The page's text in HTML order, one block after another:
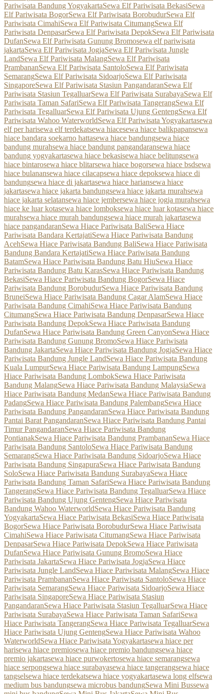
Pariwisata Bandung YogyakartaSewa Elf Pariwisata BekasiSewa
Elf Pariwisata BogorSewa Elf Pariwisata BorobudurSewa Elf
Pariwisata CimahiSewa Elf Pariwisata CitumangSewa Elf
Pariwisata DenpasarSewa Elf Pariwisata DepokSewa Elf Pariwisata
DufanSewa Elf Pariwisata Gunung Bromosewa elf pariwisata
jakartaSewa Elf Pariwisata JogjaSewa Elf Pariwisata Jungle
LandSewa Elf Pariwisata MalangSewa Elf Pariwisata
PrambananSewa Elf Pariwisata SantoloSewa Elf Pariwisata
SemarangSewa Elf Pariwisata SidoarjoSewa Elf Pariwisata
SingaporeSewa Elf Pariwisata Stasiun PangandaranSewa Elf
Pariwisata Stasiun TegalluarSewa Elf Pariwisata SurabayaSewa Elf
Pariwisata Taman SafariSewa Elf Pariwisata TangerangSewa Elf
Pariwisata TegalluarSewa Elf Pariwisata Ujung GentengSewa Elf
Pariwisata Wahoo WaterworldSewa Elf Pariwisata Yogyakartasewa
elf per harisewa elf terdekatsewa hiacesewa hiace balikpapansewa
hiace bandara soekarno hattasewa hiace bandungsewa hiace
bandung murahsewa hiace bandung pangandaransewa hiace
bandung yogyakartasewa hiace bekasisewa hiace belitungsewa
hiace bintarosewa hiace blitarsewa hiace bogorsewa hiace bsdsewa
hiace bulanansewa hiace cilacapsewa hiace depoksewa hiace di
bandungsewa hiace di jakartasewa hiace hariansewa hiace
jakartasewa hiace jakarta bandungsewa hiace jakarta murahsewa
hiace jakarta selatansewa hiace jembersewa hiace jogja murahsewa
hiace ke luar kotasewa hiace lomboksewa hiace luar kotasewa hiace
murahsewa hiace murah bandungsewa hiace murah jakartasewa
hiace pangandaranSewa Hiace Pariwisata BaliSewa Hiace
Pariwisata Bandara KertajatiSewa Hiace Pariwisata Bandung
AcehSewa Hiace Pariwisata Bandung BaliSewa Hiace Pariwisata
Bandung Bandara KertajatiSewa Hiace Pariwisata Bandung
BatamSewa Hiace Pariwisata Bandung Batu HiuSewa Hiace
Pariwisata Bandung Batu KarasSewa Hiace Pariwisata Bandung
BekasiSewa Hiace Pariwisata Bandung BogorSewa Hiace
Pariwisata Bandung BorobudurSewa Hiace Pariwisata Bandung
BruneiSewa Hiace Pariwisata Bandung Cagar AlamSewa Hiace
Pariwisata Bandung CimahiSewa Hiace Pariwisata Bandung
CitumangSewa Hiace Pariwisata Bandung DenpasarSewa Hiace
Pariwisata Bandung DepokSewa Hiace Pariwisata Bandung
DufanSewa Hiace Pariwisata Bandung Green CanyonSewa Hiace
Pariwisata Bandung Gunung BromoSewa Hiace Pariwisata
Bandung JakartaSewa Hiace Pariwisata Bandung JogjaSewa Hiace
Pariwisata Bandung Jungle LandSewa Hiace Pariwisata Bandung
Kuala LumpurSewa Hiace Pariwisata Bandung LampungSewa
Hiace Pariwisata Bandung LombokSewa Hiace Pariwisata
Bandung MalangSewa Hiace Pariwisata Bandung MalaysiaSewa
Hiace Pariwisata Bandung MedanSewa Hiace Pariwisata Bandung
PadangSewa Hiace Pariwisata Bandung PalembangSewa Hiace
Pariwisata Bandung PangandaranSewa Hiace Pariwisata Bandung
Pantai Barat PangandaranSewa Hiace Pariwisata Bandung Pantai
Timur PangandaranSewa Hiace Pariwisata Bandung
PontianakSewa Hiace Pariwisata Bandung PrambananSewa Hiace
Pariwisata Bandung SantoloSewa Hiace Pariwisata Bandung
SemarangSewa Hiace Pariwisata Bandung SidoarjoSewa Hiace
Pariwisata Bandung SingapuraSewa Hiace Pariwisata Bandung
SoloSewa Hiace Pariwisata Bandung SurabayaSewa Hiace
Pariwisata Bandung Taman SafariSewa Hiace Pariwisata Bandung
TangerangSewa Hiace Pariwisata Bandung TegalluarSewa Hiace
Pariwisata Bandung Ujung GentengSewa Hiace Pariwisata
Bandung Wahoo WaterworldSewa Hiace Pariwisata Bandung
YogyakartaSewa Hiace Pariwisata BekasiSewa Hiace Pariwisata
BogorSewa Hiace Pariwisata BorobudurSewa Hiace Pariwisata
CimahiSewa Hiace Pariwisata CitumangSewa Hiace Pariwisata
DenpasarSewa Hiace Pariwisata DepokSewa Hiace Pariwisata
DufanSewa Hiace Pariwisata Gunung BromoSewa Hiace
Pariwisata JakartaSewa Hiace Pariwisata JogjaSewa Hiace
Pariwisata Jungle LandSewa Hiace Pariwisata MalangSewa Hiace
Pariwisata PrambananSewa Hiace Pariwisata SantoloSewa Hiace
Pariwisata SemarangSewa Hiace Pariwisata SidoarjoSewa Hiace
Pariwisata SingaporeSewa Hiace Pariwisata Stasiun
PangandaranSewa Hiace Pariwisata Stasiun TegalluarSewa Hiace
Pariwisata SurabayaSewa Hiace Pariwisata Taman SafariSewa
Hiace Pariwisata TangerangSewa Hiace Pariwisata TegalluarSewa
Hiace Pariwisata Ujung GentengSewa Hiace Pariwisata Wahoo
WaterworldSewa Hiace Pariwisata Yogyakartasewa hiace per
harisewa hiace premiosewa hiace premio bandungsewa hiace
premio jakartasewa hiace purwokertosewa hiace semarangsewa
hiace serpongsewa hiace surabayasewa hiace tangerangsewa hiace
tangselsewa hiace terdekatsewa hiace yogyakartasewa long elfsewa
medium bus bandungsewa microbus bandungSewa Mini Bussewa